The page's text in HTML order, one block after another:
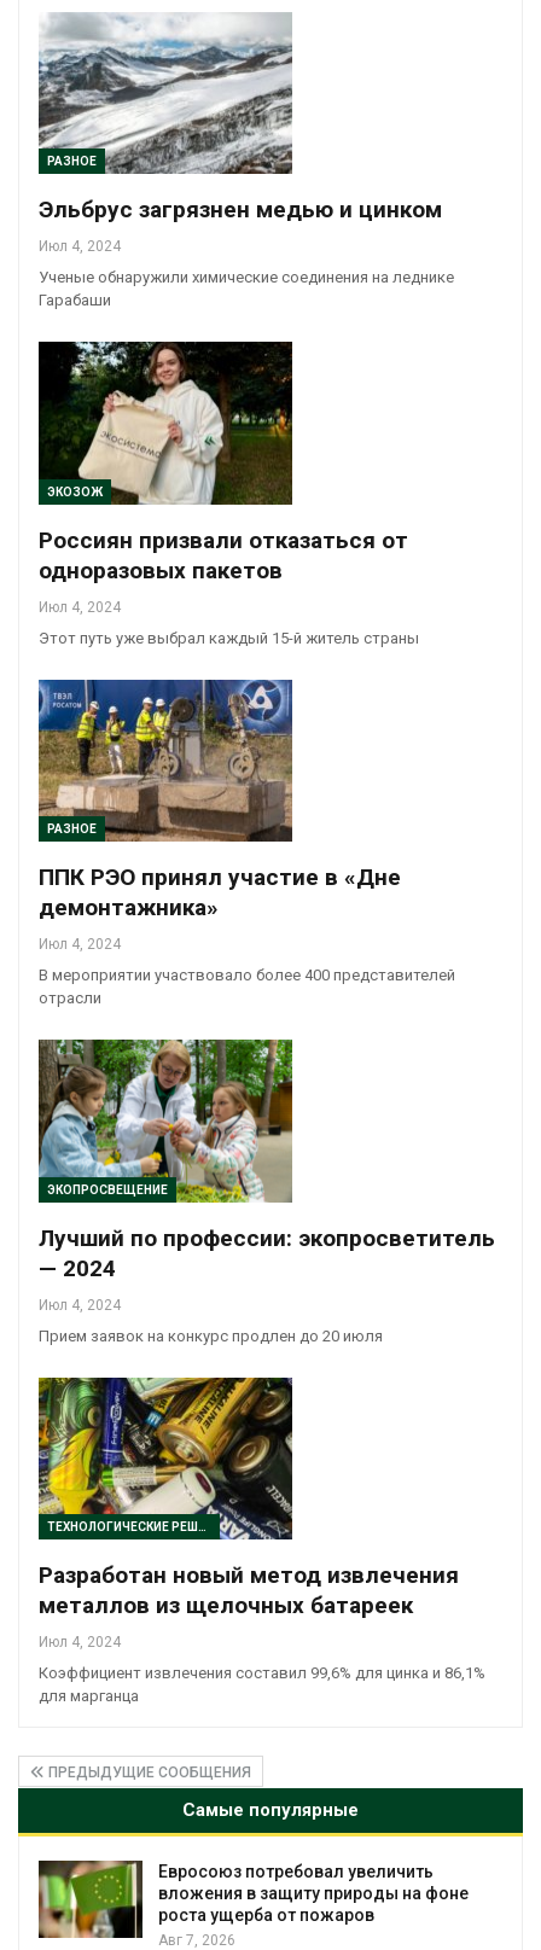
РАЗНОЕ
Эльбрус загрязнен медью и цинком
Июл 4, 2024
Ученые обнаружили химические соединения на леднике
Гарабаши
ЭКОЗОЖ
Россиян призвали отказаться от
одноразовых пакетов
Июл 4, 2024
Этот путь уже выбрал каждый 15-й житель страны
РАЗНОЕ
ППК РЭО принял участие в «Дне
демонтажника»
Июл 4, 2024
В мероприятии участвовало более 400 представителей
отрасли
ЭКОПРОСВЕЩЕНИЕ
Лучший по профессии: экопросветитель
— 2024
Июл 4, 2024
Прием заявок на конкурс продлен до 20 июля
ТЕХНОЛОГИЧЕСКИЕ РЕШЕНИЯ
Разработан новый метод извлечения
металлов из щелочных батареек
Июл 4, 2024
Коэффициент извлечения составил 99,6% для цинка и 86,1%
для марганца
ПРЕДЫДУЩИЕ СООБЩЕНИЯ
Самые популярные
Американские экологи предупредили о
масштабном загрязнении из-за
противопожарной пены
Авг 7, 2026